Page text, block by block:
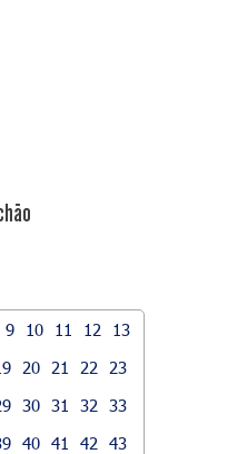
9 10 11 12
13
20 21 22
23
30 31 32
33
40 41 42
43